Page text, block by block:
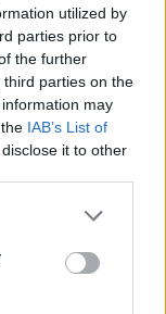
utilized by
parties prior to
the further
parties on the
may
IAB’s List of
it to other
or more Google
You may click to
party tags to
in below Google